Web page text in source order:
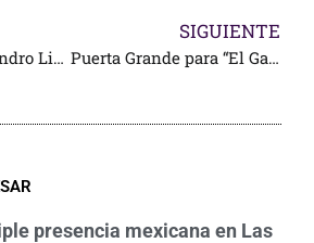
“Estoy bien”: Alejandro Lima “El Mojito”
SIGUIENTE
Puerta Grande para “El Galo” en Zacatecas
presencia mexicana en Las